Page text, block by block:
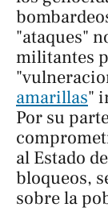
"ataques"
militantes
amarillas"
Por su
al Estado
bloqueos,
sobre la